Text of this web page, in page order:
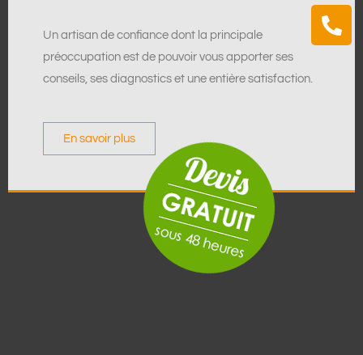
Un artisan de confiance dont la principale
préoccupation est de pouvoir vous apporter ses
conseils, ses diagnostics et une entière satisfaction.
En savoir plus